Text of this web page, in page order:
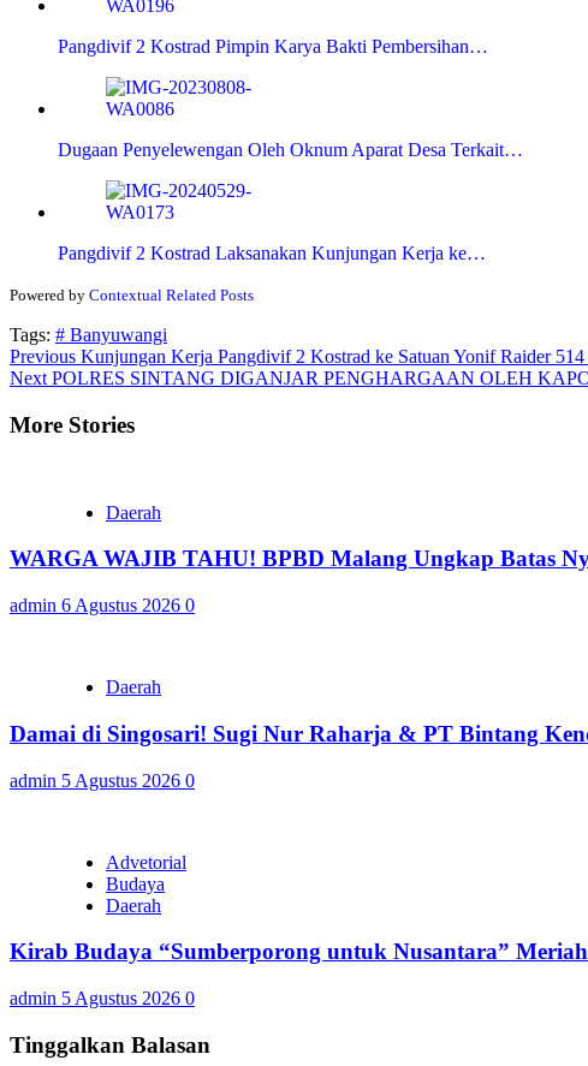
Pangdivif 2 Kostrad Pimpin Karya Bakti Pembersihan…
Dugaan Penyelewengan Oleh Oknum Aparat Desa Terkait…
Pangdivif 2 Kostrad Laksanakan Kunjungan Kerja ke…
Powered by Contextual Related Posts
Tags: # Banyuwangi
Continue
Reading
Previous Kunjungan Kerja Pangdivif 2 Kostrad ke Satuan Yonif Raider
Next POLRES SINTANG DIGANJAR PENGHARGAAN OLEH
More Stories
Daerah
WARGA WAJIB TAHU! BPBD Malang Ungkap Batas
admin 6 Agustus 2026 0
Daerah
Damai di Singosari! Sugi Nur Raharja & PT Bintang
admin 5 Agustus 2026 0
Advetorial
Budaya
Daerah
Kirab Budaya “Sumberporong untuk Nusantara”
admin 5 Agustus 2026 0
Tinggalkan Balasan